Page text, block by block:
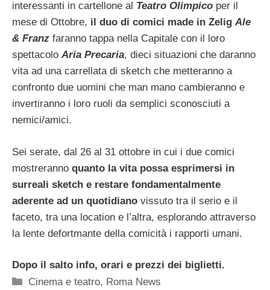
interessanti in cartellone al Teatro Olimpico per il
mese di Ottobre, il duo di comici made in Zelig Ale
& Franz faranno tappa nella Capitale con il loro
spettacolo Aria Precaria, dieci situazioni che daranno
vita ad una carrellata di sketch che metteranno a
confronto due uomini che man mano cambieranno e
invertiranno i loro ruoli da semplici sconosciuti a
nemici/amici.
Sei serate, dal 26 al 31 ottobre in cui i due comici
mostreranno quanto la vita possa esprimersi in
surreali sketch e restare fondamentalmente
aderente ad un quotidiano vissuto tra il serio e il
faceto, tra una location e l’altra, esplorando attraverso
la lente defortmante della comicità i rapporti umani.
Dopo il salto info, orari e prezzi dei biglietti.
Categorie
Cinema e teatro, Roma News